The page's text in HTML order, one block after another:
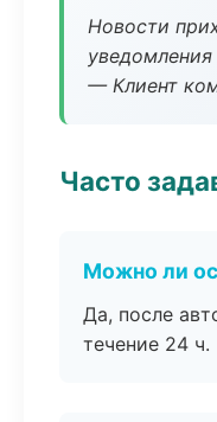
Новости
— Клиент
Часто
Можно ли
Да, после
течение 24 ч.